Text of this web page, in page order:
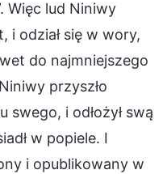
Więc lud Niniwy
i odział się w wory,
do najmniejszego
przyszło
swego, i odłożył swą
w popiele. I
i opublikowany w